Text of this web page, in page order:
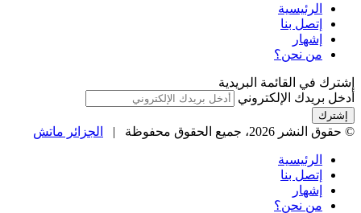
الرئيسية
إتصل بنا
إشهار
من نحن؟
إشترك في القائمة البريدية
أدخل بريدك الإلكتروني
© حقوق النشر 2026، جميع الحقوق محفوظة | الجزائر ماتش
الرئيسية
إتصل بنا
إشهار
من نحن؟